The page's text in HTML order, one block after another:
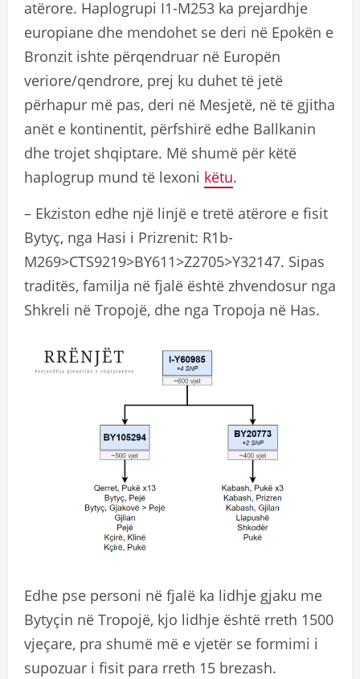
atërore. Haplogrupi I1-M253 ka prejardhje
europiane dhe mendohet se deri në Epokën e
Bronzit ishte përqendruar në Europën
veriore/qendrore, prej ku duhet të jetë
përhapur më pas, deri në Mesjetë, në të gjitha
anët e kontinentit, përfshirë edhe Ballkanin
dhe trojet shqiptare. Më shumë për këtë
haplogrup mund të lexoni këtu.
– Ekziston edhe një linjë e tretë atërore e fisit
Bytyç, nga Hasi i Prizrenit: R1b-
M269>CTS9219>BY611>Z2705>Y32147. Sipas
traditës, familja në fjalë është zhvendosur nga
Shkreli në Tropojë, dhe nga Tropoja në Has.
Edhe pse personi në fjalë ka lidhje gjaku me
Bytyçin në Tropojë, kjo lidhje është rreth 1500
vjeçare, pra shumë më e vjetër se formimi i
supozuar i fisit para rreth 15 brezash.